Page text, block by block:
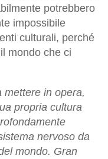
potrebbero
impossibile
culturali, perché
mondo che ci
mettere in opera,
propria cultura
nervoso da
mondo. Gran